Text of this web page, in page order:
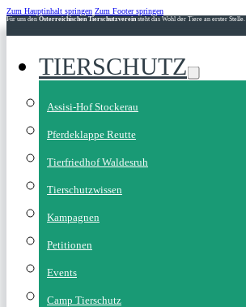
Zum Hauptinhalt springen Zum Footer springen
Für uns den Österreichischen Tierschutzvereinsteht das Wohl der Tiere an erster Stelle.
TIERSCHUTZ
Assisi-Hof Stockerau
Pferdeklappe Reutte
Tierfriedhof Waldesruh
Tierschutzwissen
Kampagnen
Petitionen
Events
Camp Tierschutz